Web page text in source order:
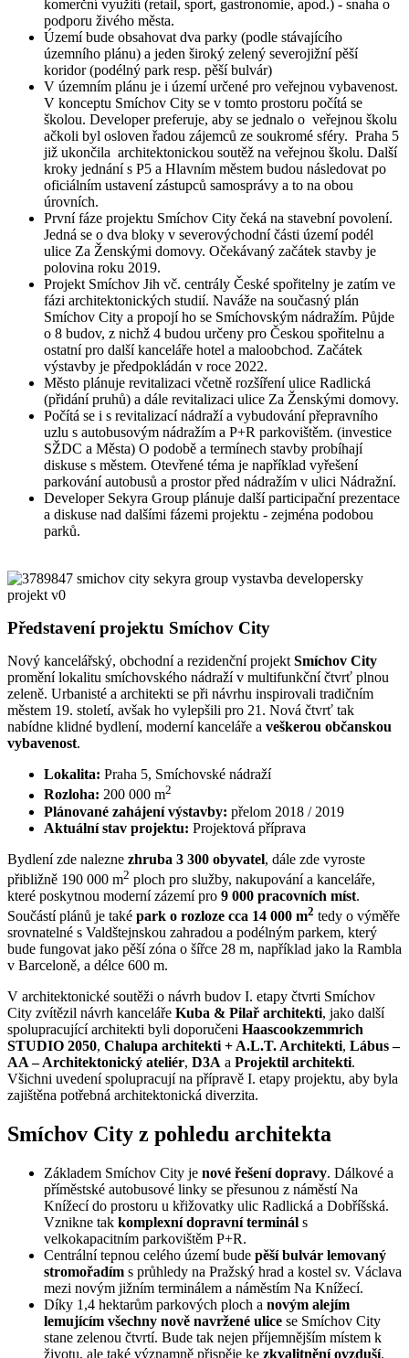
komerční využití (retail, sport, gastronomie, apod.) - snaha o
podporu živého města.
Území bude obsahovat dva parky (podle stávajícího
územního plánu) a jeden široký zelený severojižní pěší
koridor (podélný park resp. pěší bulvár)
V územním plánu je i území určené pro veřejnou vybavenost.
V konceptu Smíchov City se v tomto prostoru počítá se
školou. Developer preferuje, aby se jednalo o veřejnou školu
ačkoli byl osloven řadou zájemců ze soukromé sféry. Praha 5
již ukončila architektonickou soutěž na veřejnou školu. Další
kroky jednání s P5 a Hlavním městem budou následovat po
oficiálním ustavení zástupců samosprávy a to na obou
úrovních.
První fáze projektu Smíchov City čeká na stavební povolení.
Jedná se o dva bloky v severovýchodní části území podél
ulice Za Ženskými domovy. Očekávaný začátek stavby je
polovina roku 2019.
Projekt Smíchov Jih vč. centrály České spořitelny je zatím ve
fázi architektonických studií. Naváže na současný plán
Smíchov City a propojí ho se Smíchovským nádražím. Půjde
o 8 budov, z nichž 4 budou určeny pro Českou spořitelnu a
ostatní pro další kanceláře hotel a maloobchod. Začátek
výstavby je předpokládán v roce 2022.
Město plánuje revitalizaci včetně rozšíření ulice Radlická
(přidání pruhů) a dále revitalizaci ulice Za Ženskými domovy.
Počítá se i s revitalizací nádraží a vybudování přepravního
uzlu s autobusovým nádražím a P+R parkovištěm. (investice
SŽDC a Města) O podobě a termínech stavby probíhají
diskuse s městem. Otevřené téma je například vyřešení
parkování autobusů a prostor před nádražím v ulici Nádražní.
Developer Sekyra Group plánuje další participační prezentace
a diskuse nad dalšími fázemi projektu - zejména podobou
parků.
Představení projektu Smíchov City
Nový kancelářský, obchodní a rezidenční projekt Smíchov City
promění lokalitu smíchovského nádraží v multifunkční čtvrť plnou
zeleně. Urbanisté a architekti se při návrhu inspirovali tradičním
městem 19. století, avšak ho vylepšili pro 21. Nová čtvrť tak
nabídne klidné bydlení, moderní kanceláře a veškerou občanskou
vybavenost.
Lokalita: Praha 5, Smíchovské nádraží
Rozloha: 200 000 m2
Plánované zahájení výstavby: přelom 2018 / 2019
Aktuální stav projektu: Projektová příprava
Bydlení zde nalezne zhruba 3 300 obyvatel, dále zde vyroste
přibližně 190 000 m2 ploch pro služby, nakupování a kanceláře,
které poskytnou moderní zázemí pro 9 000 pracovních míst.
Součástí plánů je také park o rozloze cca 14 000 m2 tedy o výměře
srovnatelné s Valdštejnskou zahradou a podélným parkem, který
bude fungovat jako pěší zóna o šířce 28 m, například jako la Rambla
v Barceloně, a délce 600 m.
V architektonické soutěži o návrh budov I. etapy čtvrti Smíchov
City zvítězil návrh kanceláře Kuba & Pilař architekti, jako další
spolupracující architekti byli doporučeni Haascookzemmrich
STUDIO 2050, Chalupa architekti + A.L.T. Architekti, Lábus –
AA – Architektonický ateliér, D3A a Projektil architekti.
Všichni uvedení spolupracují na přípravě I. etapy projektu, aby byla
zajištěna potřebná architektonická diverzita.
Smíchov City z pohledu architekta
Základem Smíchov City je nové řešení dopravy. Dálkové a
příměstské autobusové linky se přesunou z náměstí Na
Knížecí do prostoru u křižovatky ulic Radlická a Dobříšská.
Vznikne tak komplexní dopravní terminál s
velkokapacitním parkovištěm P+R.
Centrální tepnou celého území bude pěší bulvár lemovaný
stromořadím s průhledy na Pražský hrad a kostel sv. Václava
mezi novým jižním terminálem a náměstím Na Knížecí.
Díky 1,4 hektarům parkových ploch a novým alejím
lemujícím všechny nově navržené ulice se Smíchov City
stane zelenou čtvrtí. Bude tak nejen příjemnějším místem k
životu, ale také významně přispěje ke zkvalitnění ovzduší.